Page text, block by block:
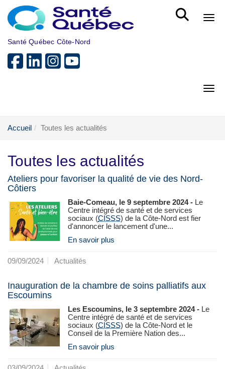
Aller au menu principal
Santé Québec Côte-Nord
Accueil Toutes les actualités
Toutes les actualités
Ateliers pour favoriser la qualité de vie des Nord-
Côtiers
Baie-Comeau, le 9 septembre 2024 - Le
Centre intégré de santé et de services
sociaux (CISSS) de la Côte-Nord est fier
d'annoncer le lancement d'une...
En savoir plus
09/09/2024 Actualités
Inauguration de la chambre de soins palliatifs aux
Escoumins
Les Escoumins, le 3 septembre 2024 - Le
Centre intégré de santé et de services
sociaux (CISSS) de la Côte-Nord et le
Conseil de la Première Nation des...
En savoir plus